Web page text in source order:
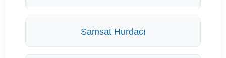
Samsat Hurdacı